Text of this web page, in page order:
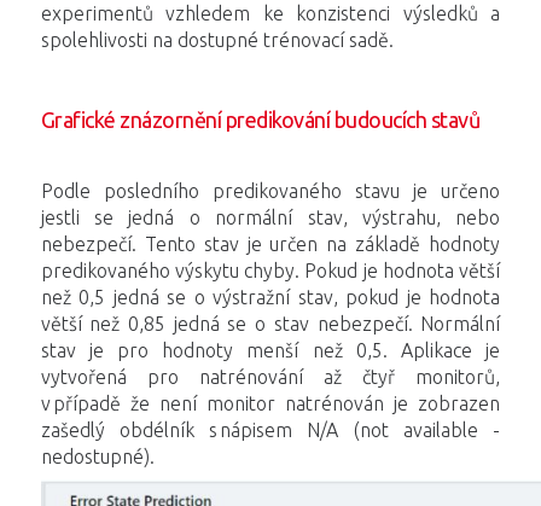
experimentů vzhledem ke konzistenci výsledků a
spolehlivosti na dostupné trénovací sadě.
Grafické znázornění predikování budoucích stavů
Podle posledního predikovaného stavu je určeno
jestli se jedná o normální stav, výstrahu, nebo
nebezpečí. Tento stav je určen na základě hodnoty
predikovaného výskytu chyby. Pokud je hodnota větší
než 0,5 jedná se o výstražní stav, pokud je hodnota
větší než 0,85 jedná se o stav nebezpečí. Normální
stav je pro hodnoty menší než 0,5. Aplikace je
vytvořená pro natrénování až čtyř monitorů,
v případě že není monitor natrénován je zobrazen
zašedlý obdélník s nápisem N/A (not available -
nedostupné).